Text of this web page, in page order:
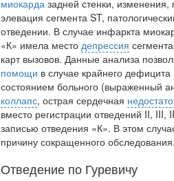
миокарда задней стенки, изменения,
элевация сегмента ST,
отведении. В случае инфаркта
«К» имела место депрессия
карт вызовов. Данные анализа
помощи в случае крайнего
состоянием больного (выраженный
коллапс, острая сердечная
вместо регистрации отведений II, III,
записью отведения «К». В этом
причину сокращенного обследования.
Отведение по Гуревичу